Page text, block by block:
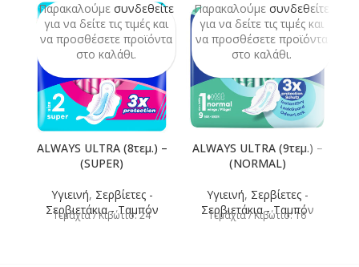
ALWAYS ULTRA (8τεμ.) –
(SUPER)
Υγιεινή, Σερβίετες -
Σερβιετάκια - Ταμπόν
Τεμάχια / Κιβώτιο: 24
Παρακαλούμε συνδεθείτε
για να δείτε τις τιμές και
να προσθέσετε προϊόντα
στο καλάθι.
ALWAYS ULTRA (9τεμ.) –
(NORMAL)
Υγιεινή, Σερβίετες -
Σερβιετάκια - Ταμπόν
Τεμάχια / Κιβώτιο: 16
Παρακαλούμε συνδεθείτε
για να δείτε τις τιμές και
να προσθέσετε προϊόντα
στο καλάθι.